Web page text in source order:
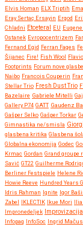
Elvis Homan ELX Triptih
Eray Sertaç Ersayin Ergod
Chladni Etceteral EU
Ostanek Evropocentrizem
Fernand Egid Ferran Fages
Šijanec Fire! Fish Wool
Footprints Forum nove glasbe
Naibo Francois Couperin
Stellar Trio Fresh Dust Trio
Bazelaire Gabriele Mitelli
Gallery P74 GATT Gaudenz
Gašper Selko Gašper Torkar
Gimnastika ne/smisla
glasbena kritika Glasbena
Globalna ekonomija Godec
Krmac Gordan Grand groupe
Savić GT22 Guilherme
Berliner Festspiele Helene
Howie Reeve Hundred Years
Idris Rahman Ignite Igor
Zabel IKLECTIK Ikue Mori
Impronedeljek Improvizacija
Infopaq InfoSoc Ingrid Mačus